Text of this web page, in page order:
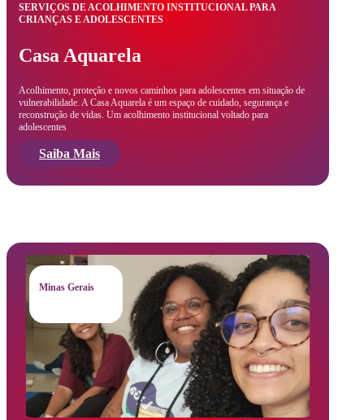
SERVIÇOS DE ACOLHIMENTO INSTITUCIONAL PARA
CRIANÇAS E ADOLESCENTES
Casa Aquarela
Acolhimento, proteção e novos caminhos para adolescentes em situação de
vulnerabilidade. A Casa Aquarela é um espaço de cuidado, segurança e
reconstrução de vidas. Um acolhimento institucional voltado para
adolescentes
Saiba Mais
Minas Gerais